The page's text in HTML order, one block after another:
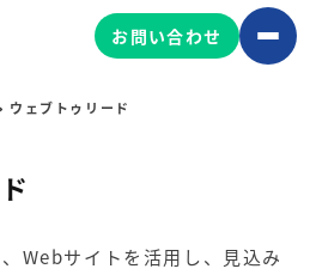
お問い合わせ
ウェブトゥリード
Webサイトを活用し、見込み